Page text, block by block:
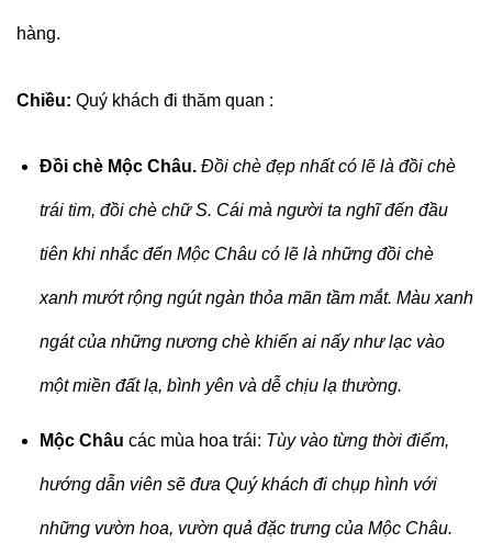
hàng.
Chiều: Quý khách đi thăm quan :
Đồi chè Mộc Châu. Đồi chè đẹp nhất có lẽ là đồi chè
trái tim, đồi chè chữ S. Cái mà người ta nghĩ đến đầu
tiên khi nhắc đến Mộc Châu có lẽ là những đồi chè
xanh mướt rộng ngút ngàn thỏa mãn tầm mắt. Màu xanh
ngát của những nương chè khiến ai nấy như lạc vào
một miền đất lạ, bình yên và dễ chịu lạ thường.
Mộc Châu các mùa hoa trái: Tùy vào từng thời điểm,
hướng dẫn viên sẽ đưa Quý khách đi chụp hình với
những vườn hoa, vườn quả đặc trưng của Mộc Châu.